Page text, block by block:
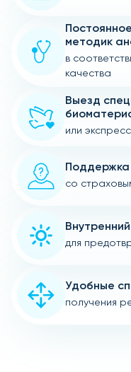
методик
в
качества
Выезд
или
Поддержка
со
для
Удобные
получения